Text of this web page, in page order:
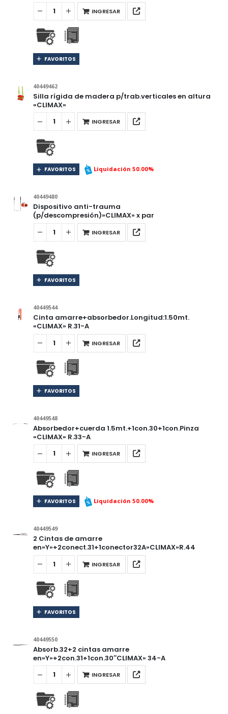
INGRESAR
FAVORITOS
40449462
Silla rígida de madera p/trab.verticales en altura
«CLIMAX»
INGRESAR
FAVORITOS Liquidación 50.00%
40449480
Dispositivo anti-trauma
(p/descompresión)»CLIMAX» x par
INGRESAR
FAVORITOS
40449544
Cinta amarre+absorbedor.Longitud:1.50mt.
«CLIMAX» R.31-A
INGRESAR
FAVORITOS
40449548
Absorbedor+cuerda 1.5mt.+1con.30+1con.Pinza
«CLIMAX» R.33-A
INGRESAR
FAVORITOS Liquidación 50.00%
40449549
2 Cintas de amarre
en»Y»+2conect.31+1conector32A»CLIMAX»R.44
INGRESAR
FAVORITOS
40449550
Absorb.32+2 cintas amarre
en»Y»+2con.31+1con.30″CLIMAX» 34-A
INGRESAR